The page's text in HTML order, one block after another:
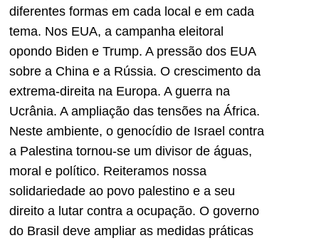
diferentes formas em cada local e em cada
tema. Nos EUA, a campanha eleitoral
opondo Biden e Trump. A pressão dos EUA
sobre a China e a Rússia. O crescimento da
extrema-direita na Europa. A guerra na
Ucrânia. A ampliação das tensões na África.
Neste ambiente, o genocídio de Israel contra
a Palestina tornou-se um divisor de águas,
moral e político. Reiteramos nossa
solidariedade ao povo palestino e a seu
direito a lutar contra a ocupação. O governo
do Brasil deve ampliar as medidas práticas